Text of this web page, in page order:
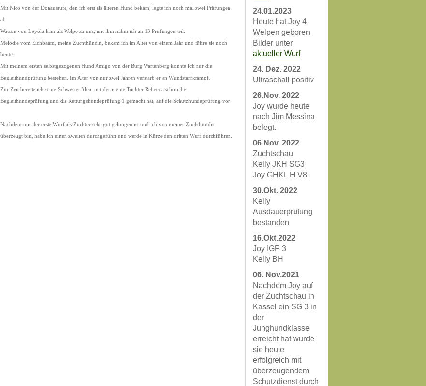
Mit Nico von der Donaustufe, den ich erst als älteren Hund bekam, legte ich noch mal zwei Prüfungen
ab.
Watson von Loyola kam als Welpe zu uns, mit ihm nahm ich an 13 Prüfungen teil.
Melodie vom Eichbaum, meine Zuchthündin, bekam ich im Alter von einem Jahr und führe sie noch
heute.
Mit meinem ersten selbstgezogenen Hund Amigo von der Burg Wartenberg konnte ich nur die
Begleithundprüfung bestehen. Im Alter von nur zwei Jahren verstarb er an Wundstarrkrampf.
Zur Zeit bereite ich seine Schwester Alea, mit der meine Tochter Rebecca schon die
Begleithundeprüfung und die Rettungshundeprüfung 1 gemacht hat, auf die Schutzhundeprüfung vor.
Nachdem mir der erste Wurf als Züchter sehr gut gelungen ist und ich von meiner Zuchthündin
überzeugt bin, habe ich einen zweiten durchgeführt und werde in Kürze den dritten Wurf durchführen.
24.01.2023
Heute hat Joy 4
Welpen geboren.
Bilder unter
aktueller Wurf
24. Dez. 2022
Ultraschall positiv
26.Nov. 2022
Joy wurde heute
nach Jim Messina
belegt.
06.Nov. 2022
Zuchtschau
Kelly JKH SG3
Joy GHKL H V8
30.Okt. 2022
Kelly
Ausdauerprüfung
bestanden
16.Okt.2022
Joy IGP 3
Kelly BH
06. Nov.2021
Nachdem Joy auf
der Zuchtschau in
Kassel ein SG 3 in
der
Junghundklasse
erreicht hat wurde
sie heute
erfolgreich mit
überzeugendem
Schutzdienst durch